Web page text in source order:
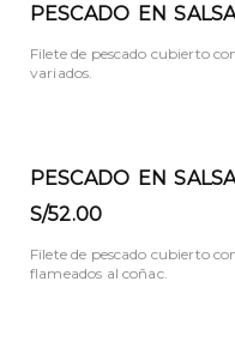
PESCADO EN
Filete de pescado cubierto
variados.
PESCADO EN
S/52.00
Filete de pescado cubierto
flameados al coñac.